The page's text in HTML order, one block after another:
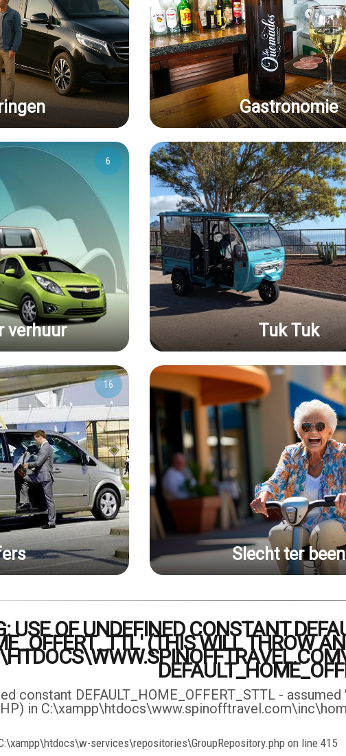
Gastronomie
6
verhuur Tuk Tuk
16
Slecht ter been
USE OF UNDEFINED CONSTANT
(THIS WILL THROW
constant DEFAULT_HOME_OFFERT_STTL -
in
services\repositories\GroupRepository.php on line 415